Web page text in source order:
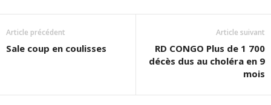
Article précédent
Sale coup en coulisses
Article suivant
RD CONGO Plus de 1 700
décès dus au choléra en 9
mois